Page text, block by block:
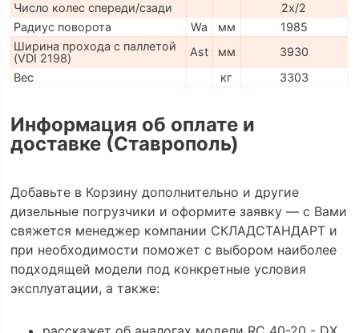
Число колес спереди/сзади
2x/2
Радиус поворота
Wa мм
1985
Ширина прохода с паллетой
(VDI 2198)
Ast мм
3930
Вес
кг 3303
Информация об оплате и
доставке (Ставрополь)
Добавьте в Корзину дополнительно и другие
дизельные погрузчики и оформите заявку — с Вами
свяжется менеджер компании СКЛАДСТАНДАРТ и
при необходимости поможет с выбором наиболее
подходящей модели под конкретные условия
эксплуатации, а также: